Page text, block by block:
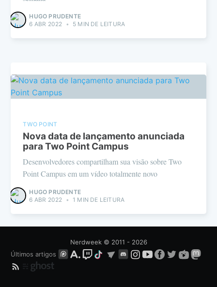
HUGO PRUDENTE
6 ABR 2022
• 5 MIN DE LEITURA
TWO POINT
Nova data de lançamento anunciada
para Two Point Campus
Desenvolvedores compartilham sua visão sobre Two
Point Campus em um vídeo totalmente novo
HUGO PRUDENTE
6 ABR 2022
• 1 MIN DE LEITURA
Nerdweek© 2011 - 2026
Últimos artigos